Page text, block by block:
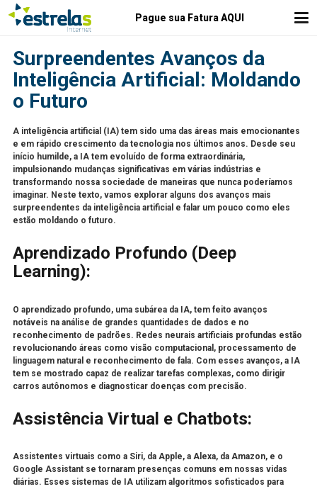
Pague sua Fatura AQUI
Surpreendentes Avanços da
Inteligência Artificial: Moldando
o Futuro
A inteligência artificial (IA) tem sido uma das áreas mais emocionantes
e em rápido crescimento da tecnologia nos últimos anos. Desde seu
início humilde, a IA tem evoluído de forma extraordinária,
impulsionando mudanças significativas em várias indústrias e
transformando nossa sociedade de maneiras que nunca poderíamos
imaginar. Neste texto, vamos explorar alguns dos avanços mais
surpreendentes da inteligência artificial e falar um pouco como eles
estão moldando o futuro.
Aprendizado Profundo (Deep
Learning):
O aprendizado profundo, uma subárea da IA, tem feito avanços
notáveis na análise de grandes quantidades de dados e no
reconhecimento de padrões. Redes neurais artificiais profundas estão
revolucionando áreas como visão computacional, processamento de
linguagem natural e reconhecimento de fala. Com esses avanços, a IA
tem se mostrado capaz de realizar tarefas complexas, como dirigir
carros autônomos e diagnosticar doenças com precisão.
Assistência Virtual e Chatbots:
Assistentes virtuais como a Siri, da Apple, a Alexa, da Amazon, e o
Google Assistant se tornaram presenças comuns em nossas vidas
diárias. Esses sistemas de IA utilizam algoritmos sofisticados para